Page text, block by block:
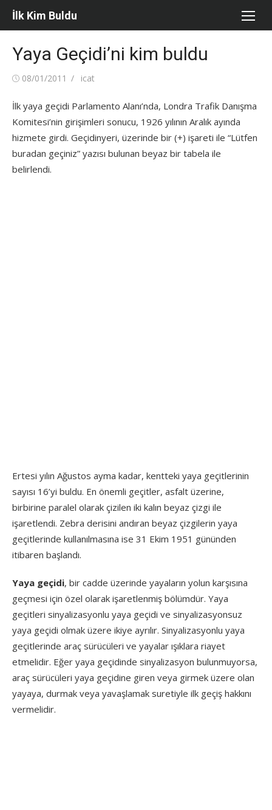
Skip
İlk Kim Buldu
Yaya Geçidi’ni kim buldu
Posted
08/01/2011 Author
icat
İlk yaya geçidi Parlamento Alanı’nda, Londra Trafik Danışma
Komitesi’nin girişimleri sonucu, 1926 yılının Aralık ayında
hizmete girdi. Geçidinyeri, üzerinde bir (+) işareti ile “Lütfen
buradan geçiniz” yazısı bulunan beyaz bir tabela ile
belirlendi.
Ertesi yılın Ağustos ayma kadar, kentteki yaya geçitlerinin
sayısı 16’yi buldu. En önemli geçitler, asfalt üzerine,
birbirine paralel olarak çizilen iki kalın beyaz çizgi ile
işaretlendi. Zebra derisini andıran beyaz çizgilerin yaya
geçitlerinde kullanılmasına ise 31 Ekim 1951 gününden
itibaren başlandı.
Yaya geçidi, bir cadde üzerinde yayaların yolun karşısına
geçmesi için özel olarak işaretlenmiş bölümdür. Yaya
geçitleri sinyalizasyonlu yaya geçidi ve sinyalizasyonsuz
yaya geçidi olmak üzere ikiye ayrılır. Sinyalizasyonlu yaya
geçitlerinde araç sürücüleri ve yayalar ışıklara riayet
etmelidir. Eğer yaya geçidinde sinyalizasyon bulunmuyorsa,
araç sürücüleri yaya geçidine giren veya girmek üzere olan
yayaya, durmak veya yavaşlamak suretiyle ilk geçiş hakkını
vermelidir.